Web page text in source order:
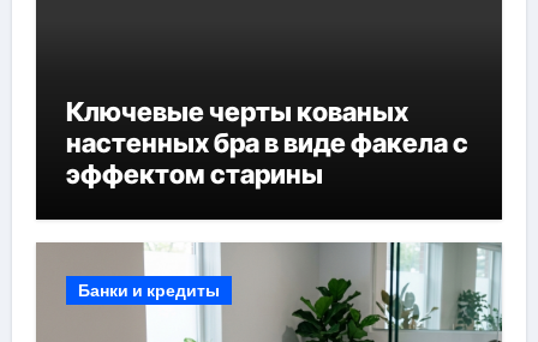
Ключевые черты кованых
настенных бра в виде факела с
эффектом старины
Банки и кредиты